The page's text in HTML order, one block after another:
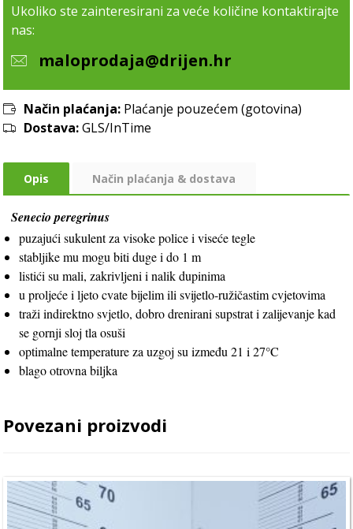
Ukoliko ste zainteresirani za veće količine kontaktirajte
nas:
maloprodaja@drijen.hr
Način plaćanja: Plaćanje pouzećem (gotovina)
Dostava:GLS/InTime
Opis Način plaćanja & dostava
Senecio peregrinus
puzajući sukulent za visoke police i viseće tegle
stabljike mu mogu biti duge i do 1 m
listići su mali, zakrivljeni i nalik dupinima
u proljeće i ljeto cvate bijelim ili svijetlo-ružičastim cvjetovima
traži indirektno svjetlo, dobro drenirani supstrat i zalijevanje kad
se gornji sloj tla osuši
optimalne temperature za uzgoj su između 21 i 27°C
blago otrovna biljka
Povezani proizvodi